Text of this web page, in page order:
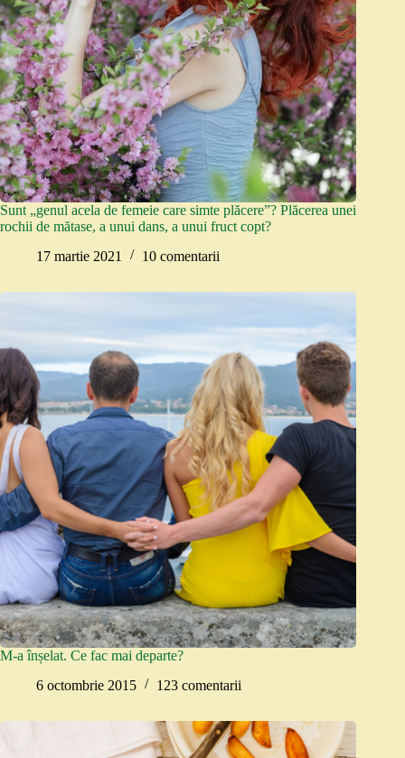
Sunt „genul acela de femeie care simte plăcere”? Plăcerea unei
rochii de mătase, a unui dans, a unui fruct copt?
17 martie 2021
10 comentarii
M-a înșelat. Ce fac mai departe?
6 octombrie 2015
123 comentarii